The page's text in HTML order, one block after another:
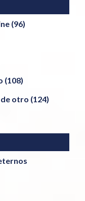
(96)
(108)
de otro (124)